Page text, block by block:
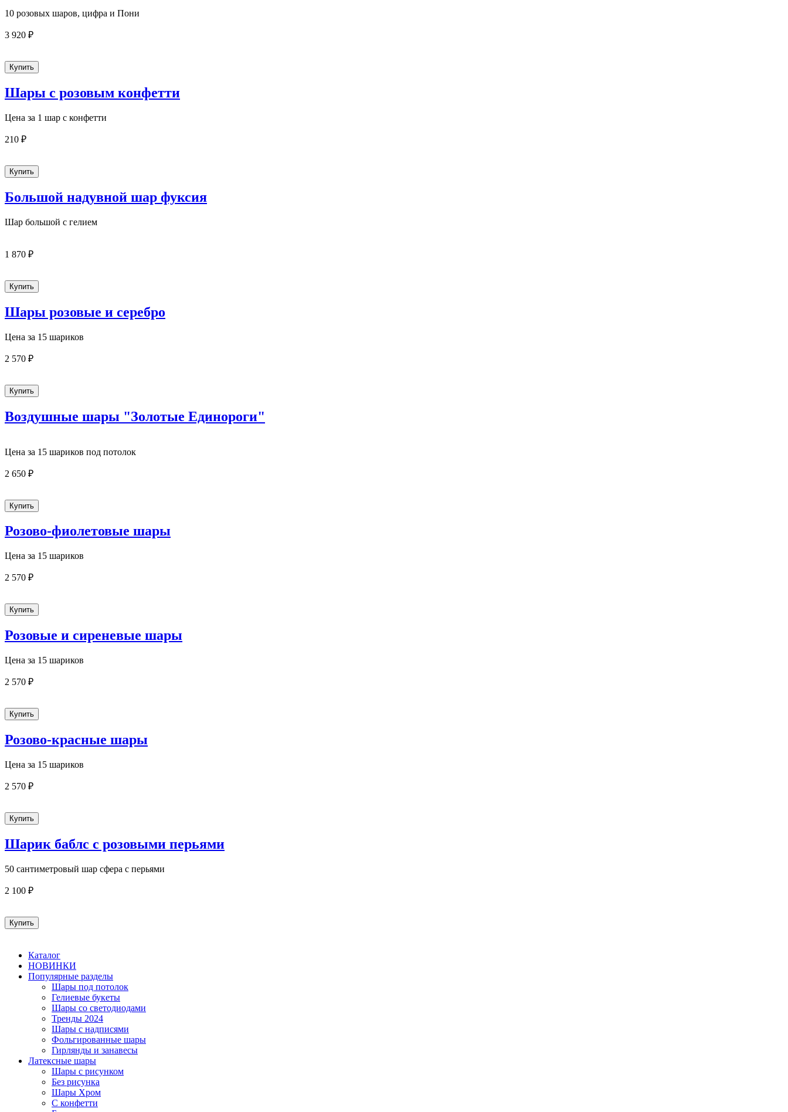
10 розовых шаров, цифра и Пони
3 920 ₽
Шары с розовым конфетти
Цена за 1 шар с конфетти
210 ₽
Большой надувной шар фуксия
Шар большой с гелием
1 870 ₽
Шары розовые и серебро
Цена за 15 шариков
2 570 ₽
Воздушные шары "Золотые Единороги"
Цена за 15 шариков под потолок
2 650 ₽
Розово-фиолетовые шары
Цена за 15 шариков
2 570 ₽
Розовые и сиреневые шары
Цена за 15 шариков
2 570 ₽
Розово-красные шары
Цена за 15 шариков
2 570 ₽
Шарик баблс с розовыми перьями
50 сантиметровый шар сфера с перьями
2 100 ₽
Каталог
НОВИНКИ
Популярные разделы
Шары под потолок
Гелиевые букеты
Шары со светодиодами
Тренды 2024
Шары с надписями
Фольгированные шары
Гирлянды и занавесы
Латексные шары
Шары с рисунком
Без рисунка
Шары Хром
C конфетти